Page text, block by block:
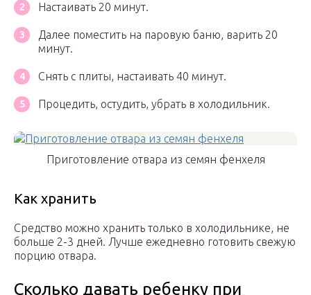
Настаивать 20 минут.
Далее поместить на паровую баню, варить 20
минут.
Снять с плиты, настаивать 40 минут.
Процедить, остудить, убрать в холодильник.
Приготовление отвара из семян фенхеля
Как хранить
Средство можно хранить только в холодильнике, не
больше 2-3 дней. Лучше ежедневно готовить свежую
порцию отвара.
Сколько давать ребенку при